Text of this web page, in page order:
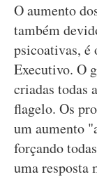
O aumento
também
psicoativas, é
Executivo. O
criadas todas
flagelo. Os
um aumento
forçando
uma resposta